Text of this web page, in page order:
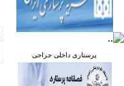
پرستاری داخلی جراحی